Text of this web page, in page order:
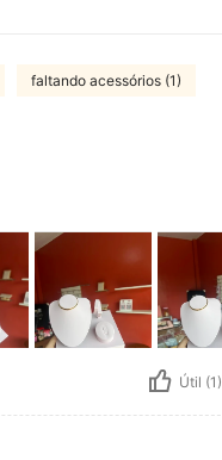
faltando acessórios (1)
Útil (1)